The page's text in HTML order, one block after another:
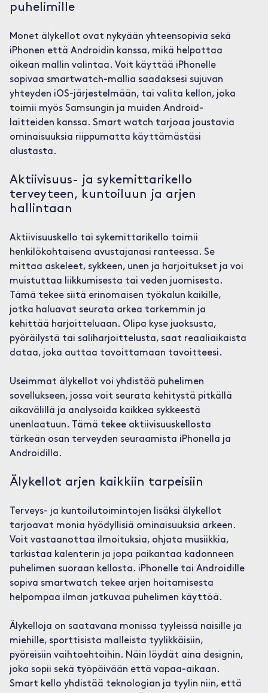
puhelimille
Monet älykellot ovat nykyään yhteensopivia sekä
iPhonen että Androidin kanssa, mikä helpottaa
oikean mallin valintaa. Voit käyttää iPhonelle
sopivaa smartwatch-mallia saadaksesi sujuvan
yhteyden iOS-järjestelmään, tai valita kellon, joka
toimii myös Samsungin ja muiden Android-
laitteiden kanssa. Smart watch tarjoaa joustavia
ominaisuuksia riippumatta käyttämästäsi
alustasta.
Aktiivisuus- ja sykemittarikello
terveyteen, kuntoiluun ja arjen
hallintaan
Aktiivisuuskello tai sykemittarikello toimii
henkilökohtaisena avustajanasi ranteessa. Se
mittaa askeleet, sykkeen, unen ja harjoitukset ja voi
muistuttaa liikkumisesta tai veden juomisesta.
Tämä tekee siitä erinomaisen työkalun kaikille,
jotka haluavat seurata arkea tarkemmin ja
kehittää harjoitteluaan. Olipa kyse juoksusta,
pyöräilystä tai saliharjoittelusta, saat reaaliaikaista
dataa, joka auttaa tavoittamaan tavoitteesi.
Useimmat älykellot voi yhdistää puhelimen
sovellukseen, jossa voit seurata kehitystä pitkällä
aikavälillä ja analysoida kaikkea sykkeestä
unenlaatuun. Tämä tekee aktiivisuuskellosta
tärkeän osan terveyden seuraamista iPhonella ja
Androidilla.
Älykellot arjen kaikkiin tarpeisiin
Terveys- ja kuntoilutoimintojen lisäksi älykellot
tarjoavat monia hyödyllisiä ominaisuuksia arkeen.
Voit vastaanottaa ilmoituksia, ohjata musiikkia,
tarkistaa kalenterin ja jopa paikantaa kadonneen
puhelimen suoraan kellosta. iPhonelle tai Androidille
sopiva smartwatch tekee arjen hoitamisesta
helpompaa ilman jatkuvaa puhelimen käyttöä.
Älykelloja on saatavana monissa tyyleissä naisille ja
miehille, sporttisista malleista tyylikkäisiin,
pyöreisiin vaihtoehtoihin. Näin löydät aina designin,
joka sopii sekä työpäivään että vapaa-aikaan.
Smart kello yhdistää teknologian ja tyylin niin, että